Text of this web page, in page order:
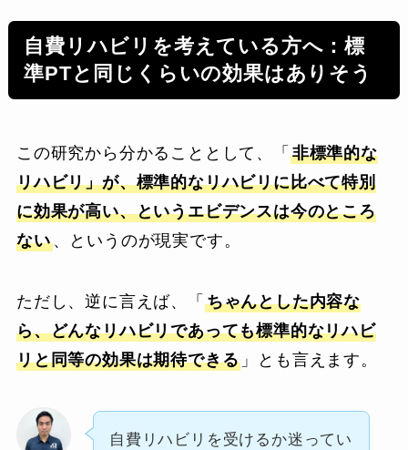
自費リハビリを考えている方へ：標
準PTと同じくらいの効果はありそう
この研究から分かることとして、「 非標準的な
リハビリ」が、標準的なリハビリに比べて特別
に効果が高い、というエビデンスは今のところ
ない、というのが現実です。
ただし、逆に言えば、「 ちゃんとした内容な
ら、どんなリハビリであっても標準的なリハビ
リと同等の効果は期待できる 」とも言えます。
自費リハビリを受けるか迷ってい